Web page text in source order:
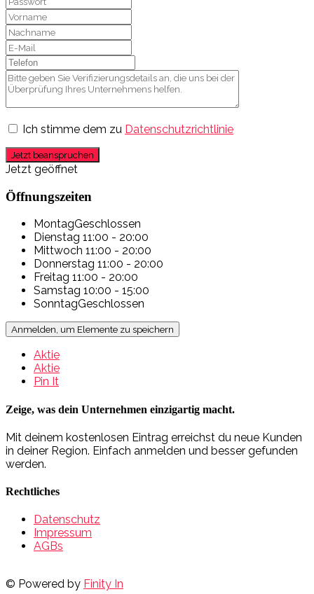
Ich stimme dem zu Datenschutzrichtlinie
Jetzt beanspruchen
Jetzt geöffnet
Öffnungszeiten
MontagGeschlossen
Dienstag 11:00 - 20:00
Mittwoch 11:00 - 20:00
Donnerstag 11:00 - 20:00
Freitag 11:00 - 20:00
Samstag 10:00 - 15:00
SonntagGeschlossen
Anmelden, um Elemente zu speichern
Aktie
Aktie
Pin It
Zeige, was dein Unternehmen einzigartig macht.
Mit deinem kostenlosen Eintrag erreichst du neue Kunden
in deiner Region. Einfach anmelden und besser gefunden
werden.
Rechtliches
Datenschutz
Impressum
AGBs
© Powered by Finity In